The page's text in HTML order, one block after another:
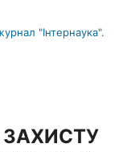
"Інтернаука".
ЗАХИСТУ